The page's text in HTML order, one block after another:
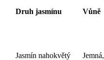
Druh jasmínu
Vůně
Jasmín nahokvětý
Jemná,